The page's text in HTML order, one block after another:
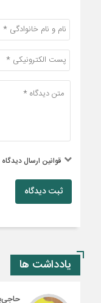
قوانین ارسال دیدگاه
ثبت دیدگاه
یادداشت ها